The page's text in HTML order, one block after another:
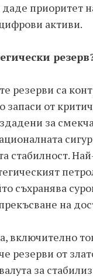
приоритет
активи.
резерви са
запаси от
за
стабилност.
съхранява
на
включително
резерви от
за